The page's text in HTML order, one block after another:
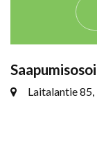
Laitalantie